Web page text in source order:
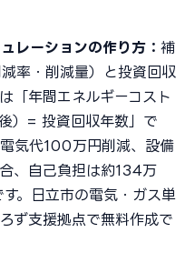
レーションの作り方： 補
率・削減量）と投資回収
「年間エネルギーコスト
）= 投資回収年数」で
気代100万円削減、設備
、自己負担は約134万
。日立市の電気・ガス単
ず支援拠点で無料作成で